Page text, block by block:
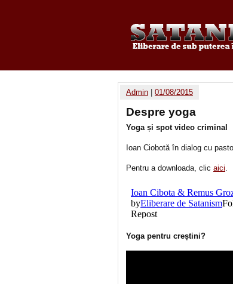
Admin 01/08/2015
Despre yoga
Yoga și spot video criminal
Ioan Ciobotă în dialog cu
Pentru a downloada, clic aici.
Yoga pentru creștini?